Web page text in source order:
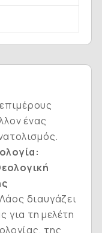
ένας
διαυγάζει
για τη μελέτη
της